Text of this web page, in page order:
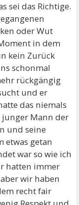
sei das Richtige.
oder Wut
in dem
kein Zurück
schonmal
rückgängig
und er
das niemals
junger Mann der
und seine
etwas getan
war so wie ich
hatten immer
wir haben
recht fair